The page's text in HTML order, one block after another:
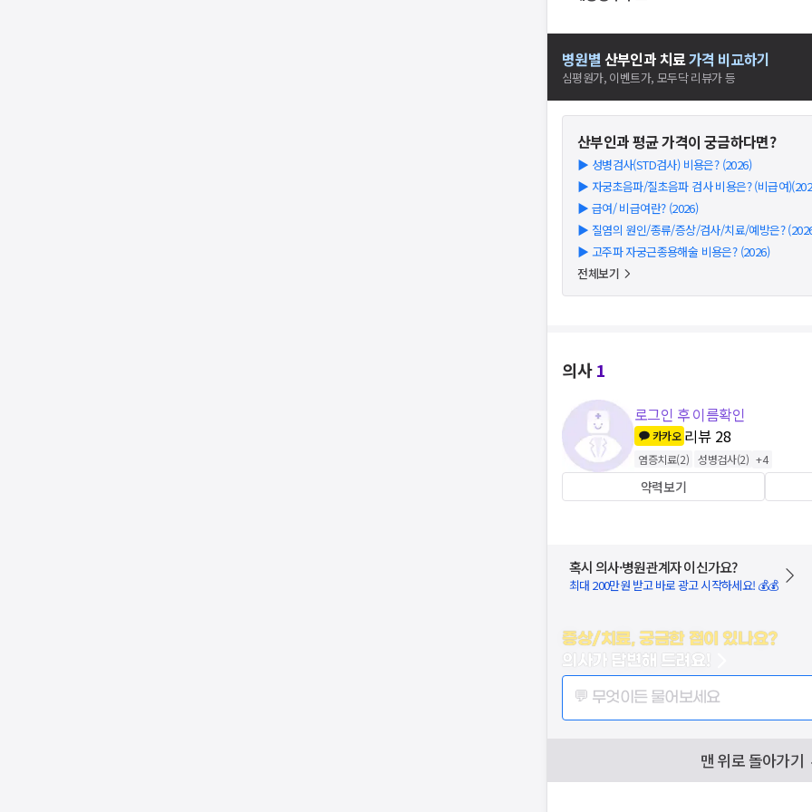
병원별 산부인과치료가격 비교하기
심평원가, 이벤트가, 모두닥 리뷰가 등
산부인과평균 가격이 궁금하다면?
▶ 성병검사(STD검사) 비용은? (2026)
▶ 자궁초음파/질초음파 검사 비용은? (비급여
▶ 급여/ 비급여란? (2026)
▶ 질염의 원인/종류/증상/검사/치료/예방은?
▶ 고주파 자궁근종용해술 비용은? (2026)
전체보기
의사1
로그인 후 이름확인
카카오 리뷰 28
염증치료(2) 성병검사(2) +4
약력보기
혹시 의사·병원관계자 이신가요?
최대 200만원 받고 바로 광고 시작하세요! 💰💰
증상/치료, 궁금한 점이 있나요?
의사가 답변해 드려요!
💬 무엇이든 물어보세요
맨 위로 돌아가기